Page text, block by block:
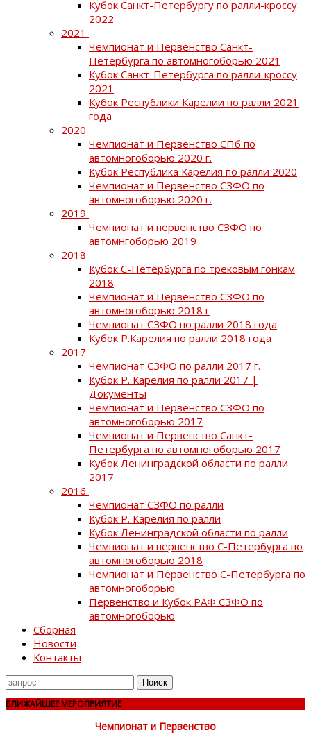
Кубок Санкт-Петербургу по ралли-кроссу
2022
2021
Чемпионат и Первенство Санкт-
Петербурга по автомногоборью 2021
Кубок Санкт-Петербурга по ралли-кроссу
2021
Кубок Республики Карелии по ралли 2021
года
2020
Чемпионат и Первенство СПб по
автомногоборью 2020 г.
Кубок Республика Карелия по ралли 2020
Чемпионат и Первенство СЗФО по
автомногоборью 2020 г.
2019
Чемпионат и первенство СЗФО по
автомнгоборью 2019
2018
Кубок С-Петербурга по трековым гонкам
2018
Чемпионат и Первенство СЗФО по
автомногоборью 2018 г
Чемпионат СЗФО по ралли 2018 года
Кубок Р.Карелия по ралли 2018 года
2017
Чемпионат СЗФО по ралли 2017 г.
Кубок Р. Карелия по ралли 2017 |
Документы
Чемпионат и Первенство СЗФО по
автомногоборью 2017
Чемпионат и Первенство Санкт-
Петербурга по автомногоборью 2017
Кубок Ленинградской области по ралли
2017
2016
Чемпионат СЗФО по ралли
Кубок Р. Карелия по ралли
Кубок Ленинградской области по ралли
Чемпионат и первенство С-Петербурга по
автомногоборью 2018
Чемпионат и Первенство С-Петербурга по
автомногоборью
Первенство и Кубок РАФ СЗФО по
автомногоборью
Сборная
Новости
Контакты
Поиск
для
БЛИЖАЙШЕЕ МЕРОПРИЯТИЕ
Чемпионат и Первенство